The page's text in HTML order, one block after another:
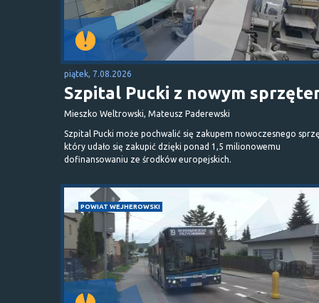
piątek, 7.08.2026
Szpital Pucki z nowym
Mieszko Weltrowski, Mateusz Paderewski
Szpital Pucki może pochwalić się zakupem nowoczesnego
który udało się zakupić dzięki ponad 1,5 milionowemu
dofinansowaniu ze środków europejskich.
POWIAT WEJHEROWSKI